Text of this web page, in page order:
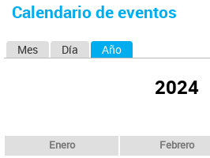
usted
Calendario de eventos
Mes Día Año
2024
Enero Febrero